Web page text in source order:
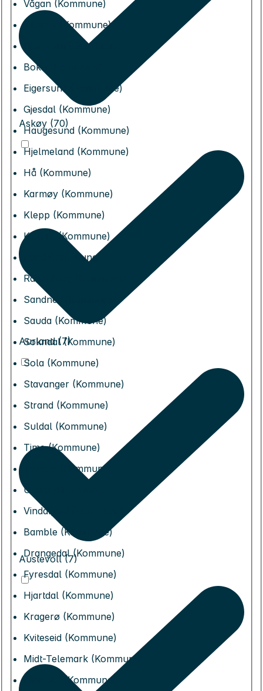
Vågan (Kommune)
Øksnes (Kommune)
Bjerkreim (Kommune)
Bokn (Kommune)
Eigersund (Kommune)
Gjesdal (Kommune)
Haugesund (Kommune)
Hjelmeland (Kommune)
Hå (Kommune)
Karmøy (Kommune)
Klepp (Kommune)
Kvitsøy (Kommune)
Lund (Kommune)
Randaberg (Kommune)
Sandnes (Kommune)
Sauda (Kommune)
Sokndal (Kommune)
Sola (Kommune)
Stavanger (Kommune)
Strand (Kommune)
Suldal (Kommune)
Time (Kommune)
Tysvær (Kommune)
Utsira (Kommune)
Vindafjord (Kommune)
Bamble (Kommune)
Drangedal (Kommune)
Fyresdal (Kommune)
Hjartdal (Kommune)
Kragerø (Kommune)
Kviteseid (Kommune)
Midt-Telemark (Kommune)
Nissedal (Kommune)
Askøy (70)
Aurland (7)
Austevoll (7)